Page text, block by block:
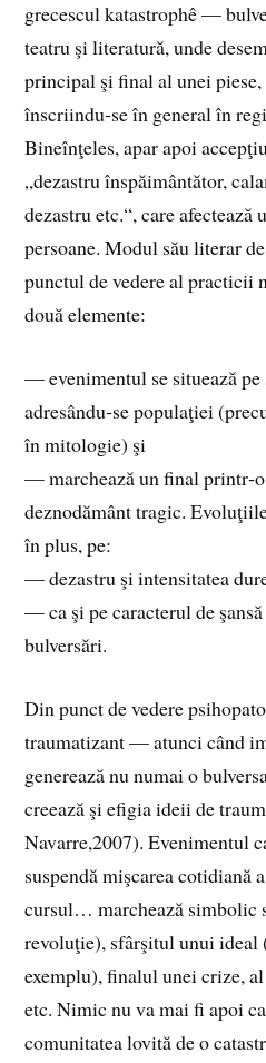
grecescul katastrophê —
teatru şi literatură, unde
principal şi final al unei
înscriindu‑se în general în
Bineînţeles, apar apoi
„dezastru înspăimântător,
dezastru etc.“, care afectează
persoane. Modul său literar
punctul de vedere al practicii
două elemente:
— evenimentul se situează pe
adresându‑se populaţiei
în mitologie) şi
— marchează un final
deznodământ tragic.
în plus, pe:
— dezastru şi intensitatea
— ca şi pe caracterul de
bulversări.
Din punct de vedere
traumatizant — atunci când
generează nu numai o
creează şi efigia ideii de
Navarre,2007). Evenimentul
suspendă mişcarea cotidiană
cursul… marchează simbolic
revoluţie), sfârşitul unui ideal
exemplu), finalul unei crize,
etc. Nimic nu va mai fi apoi
comunitatea lovită de o